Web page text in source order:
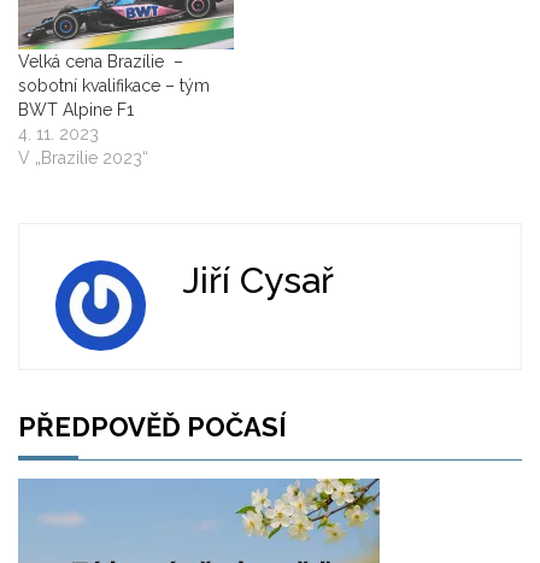
Velká cena Brazílie –
sobotní kvalifikace – tým
BWT Alpine F1
4. 11. 2023
V „Brazilie 2023“
Jiří Cysař
PŘEDPOVĚĎ POČASÍ